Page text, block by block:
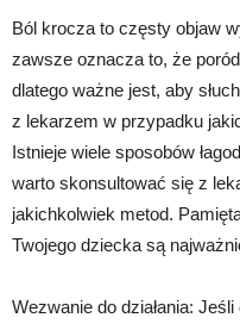
Ból krocza to częsty objaw
zawsze oznacza to, że
dlatego ważne jest, aby
z lekarzem w przypadku
Istnieje wiele sposobów
warto skonsultować się z
jakichkolwiek metod.
Twojego dziecka są
Wezwanie do działania: